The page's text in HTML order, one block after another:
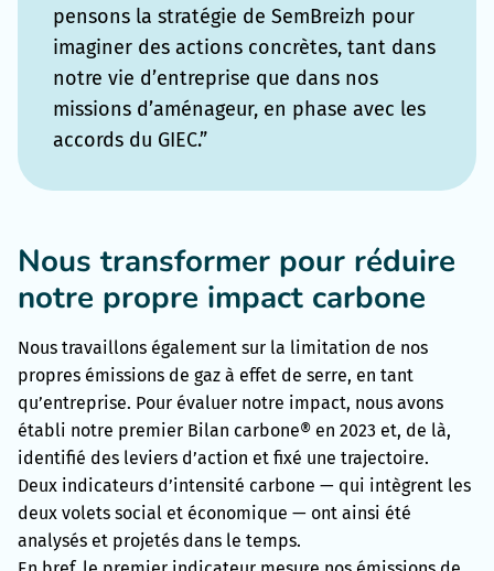
pensons la stratégie de SemBreizh pour
imaginer des actions concrètes, tant dans
notre vie d’entreprise que dans nos
missions d’aménageur, en phase avec les
accords du GIEC.”
Nous transformer pour réduire
notre propre impact carbone
Nous travaillons également sur la limitation de nos
propres émissions de gaz à effet de serre, en tant
qu’entreprise. Pour évaluer notre impact, nous avons
établi notre premier Bilan carbone® en 2023 et, de là,
identifié des leviers d’action et fixé une trajectoire.
Deux indicateurs d’intensité carbone — qui intègrent les
deux volets social et économique — ont ainsi été
analysés et projetés dans le temps.